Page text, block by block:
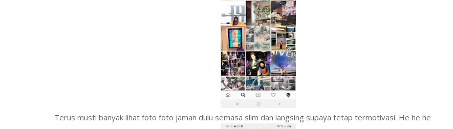
Terus musti banyak lihat foto foto jaman dulu semasa slim dan langsing supaya tetap termotivasi. He he he